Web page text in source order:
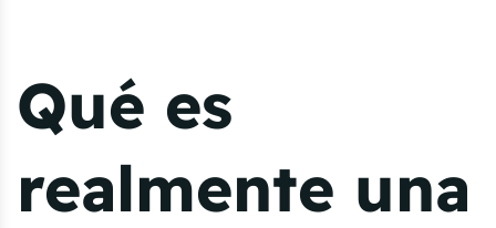
Qué es
realmente una